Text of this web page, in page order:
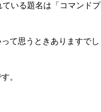
いる題名は「コマンドプ
て思うときありますでし
。